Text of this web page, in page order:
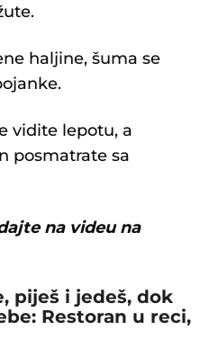
haljine, šuma se
vidite lepotu, a
posmatrate sa
na videu na
piješ i jedeš, dok
Restoran u reci,